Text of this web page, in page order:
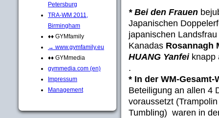
Petersburg
TRA-WM 2011,
Birmingham
♦♦ GYMfamily
→ www.gymfamily.eu
♦♦ GYMmedia
gymmedia.com (en)
Impressum
Management
* Bei den Frauen
Japanischen
japanischen Landsfrau
Kanadas Rosannagh
HUANG Yanfeiknapp
.
* In der WM-
Beteiligung an allen 4
voraussetzt
Tumbling) waren in